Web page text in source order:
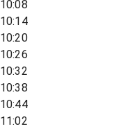
10:08
10:14
10:20
10:26
10:32
10:38
10:44
11:02